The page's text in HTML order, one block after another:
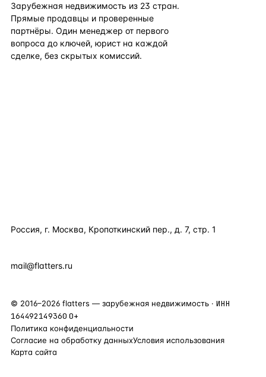
Зарубежная недвижимость из 23 стран.
Прямые продавцы и проверенные
партнёры. Один менеджер от первого
вопроса до ключей, юрист на каждой
сделке, без скрытых комиссий.
Россия, г. Москва, Кропоткинский пер., д. 7, стр. 1
mail@flatters.ru
© 2016–2026 flatters — зарубежная недвижимость · ИНН
164492149360 0+
Политика конфиденциальности
Согласие на обработку данныхУсловия использования
Карта сайта